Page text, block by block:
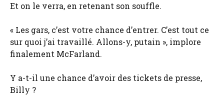
Et on le verra, en retenant son souffle.
« Les gars, c’est votre chance d’entrer. C’est tout ce
sur quoi j’ai travaillé. Allons-y, putain », implore
finalement McFarland.
Y a-t-il une chance d’avoir des tickets de presse,
Billy ?